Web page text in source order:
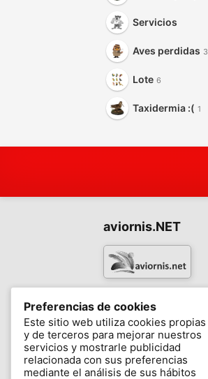
Servicios
Aves perdidas 3
Lote 6
Taxidermia :( 1
aviornis.NET
-
Mensajes Mis favoritos
Preferencias de cookies
Este sitio web utiliza cookies propias
y de terceros para mejorar nuestros
servicios y mostrarle publicidad
relacionada con sus preferencias
mediante el análisis de sus hábitos